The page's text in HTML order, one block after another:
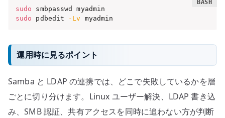
sudo
sudo pdbedit -Lv myadmin
運用時に見るポイント
Samba と LDAP の連携では、どこで失敗しているかを層
ごとに切り分けます。Linux ユーザー解決、LDAP 書き込
み、SMB 認証、共有アクセスを同時に追わない方が判断